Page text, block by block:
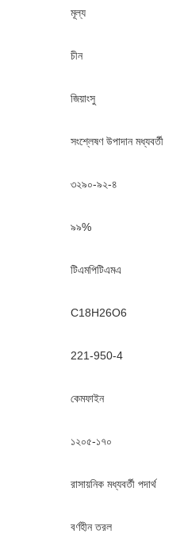
মূল্য
চীন
জিয়াংসু
সংশ্লেষণ উপাদান মধ্যবর্তী
৩২৯০-৯২-৪
৯৯%
টিএমপিটিএমএ
C18H26O6
221-950-4
কেমফাইন
১২০৫-১৭০
রাসায়নিক মধ্যবর্তী পদার্থ
বর্ণহীন তরল